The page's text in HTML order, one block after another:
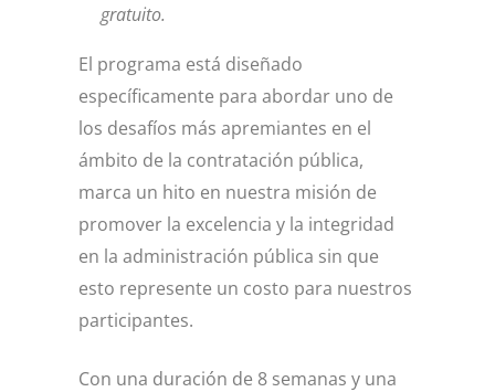
gratuito.
El programa está diseñado
específicamente para abordar uno de
los desafíos más apremiantes en el
ámbito de la contratación pública,
marca un hito en nuestra misión de
promover la excelencia y la integridad
en la administración pública sin que
esto represente un costo para nuestros
participantes.
Con una duración de 8 semanas y una